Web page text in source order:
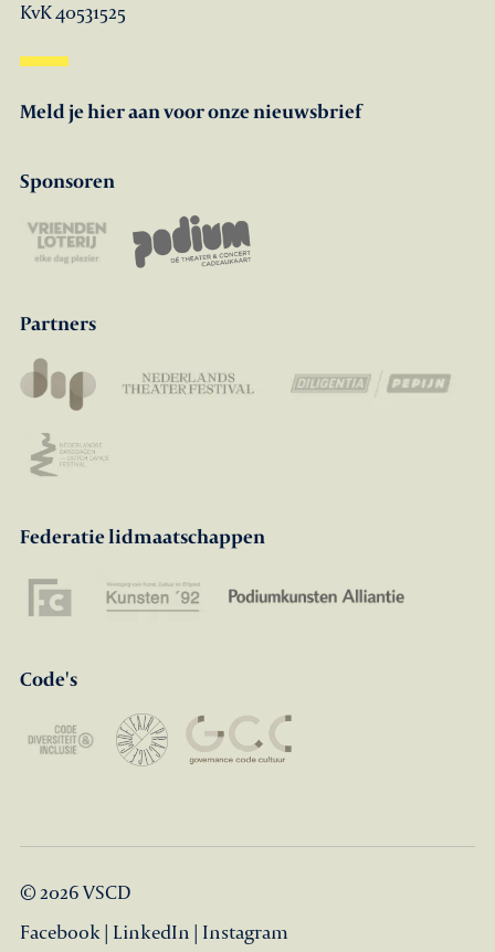
KvK 40531525
Meld je hier aan voor onze nieuwsbrief
Sponsoren
Partners
Federatie lidmaatschappen
Code's
© 2026 VSCD
Facebook| LinkedIn | Instagram